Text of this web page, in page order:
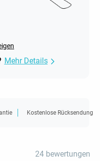
Mehr Details
Kostenlose Rücksendung
24 bewertungen